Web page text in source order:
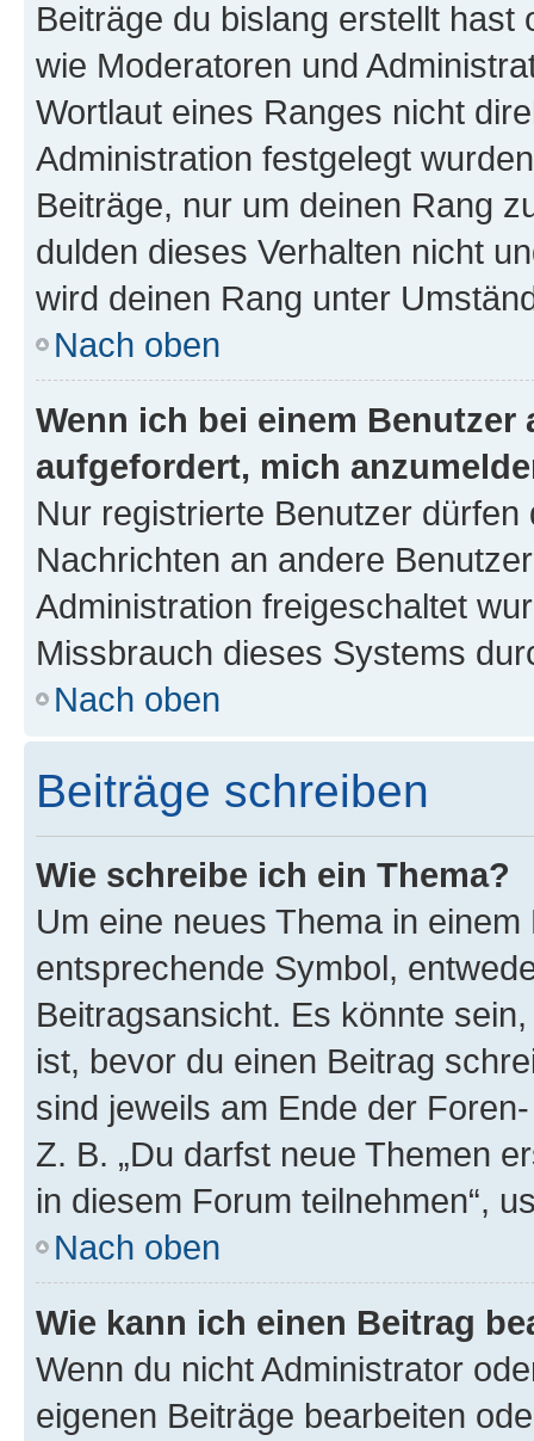
Beiträge du bislang erstellt
wie Moderatoren und
Wortlaut eines Ranges nicht
Administration festgelegt
Beiträge, nur um deinen Rang
dulden dieses Verhalten nicht
wird deinen Rang unter
Nach oben
Wenn ich bei einem
aufgefordert, mich
Nur registrierte Benutzer
Nachrichten an andere
Administration freigeschaltet
Missbrauch dieses Systems
Nach oben
Beiträge schreiben
Wie schreibe ich ein Thema?
Um eine neues Thema in
entsprechende Symbol,
Beitragsansicht. Es könnte
ist, bevor du einen Beitrag
sind jeweils am Ende der
Z. B. „Du darfst neue Themen
in diesem Forum teilnehmen“,
Nach oben
Wie kann ich einen Beitrag
Wenn du nicht Administrator
eigenen Beiträge bearbeiten